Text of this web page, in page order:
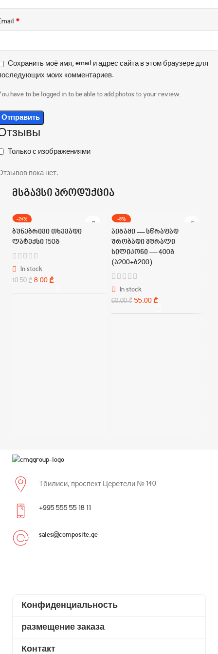
Только с изображениями
пока нет.
*
Сохранить моё имя, email и адрес сайта в этом браузере для
моих комментариев.
have to be logged in to be able to add photos to your review.
მსგავსი პროდუქცია
-24%
ბუნებრივი თხევადი
ლატექსი 150გ
In stock
10.50₾ 8.00₾
-8%
აიგამი — სწრაფად
შრობადი მშრალი
სილიკონი — 400გ
(ა200+ბ200)
In stock
60.00₾ 55.00₾
Тбилиси, проспект Церетели № 140
+995 555 55 18 11
sales@composite.ge
Конфиденциальность
размещение заказа
Контакт